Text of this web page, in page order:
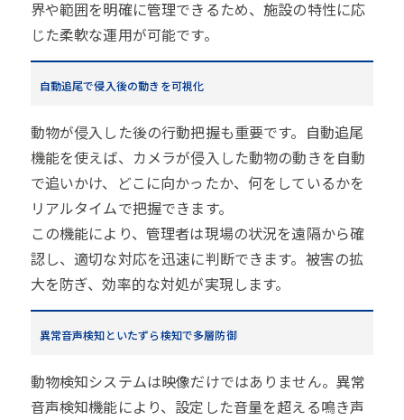
界や範囲を明確に管理できるため、施設の特性に応
じた柔軟な運用が可能です。
自動追尾で侵入後の動きを可視化
動物が侵入した後の行動把握も重要です。自動追尾
機能を使えば、カメラが侵入した動物の動きを自動
で追いかけ、どこに向かったか、何をしているかを
リアルタイムで把握できます。
この機能により、管理者は現場の状況を遠隔から確
認し、適切な対応を迅速に判断できます。被害の拡
大を防ぎ、効率的な対処が実現します。
異常音声検知といたずら検知で多層防御
動物検知システムは映像だけではありません。異常
音声検知機能により、設定した音量を超える鳴き声